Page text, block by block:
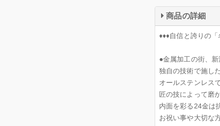
商品の詳細
♦♦♦自信と誇りの
●金属加工の街、
独自の技術で施し
オールステンレス
匠の技によって磨
内面を彩る24金は
お祝い事や大切な